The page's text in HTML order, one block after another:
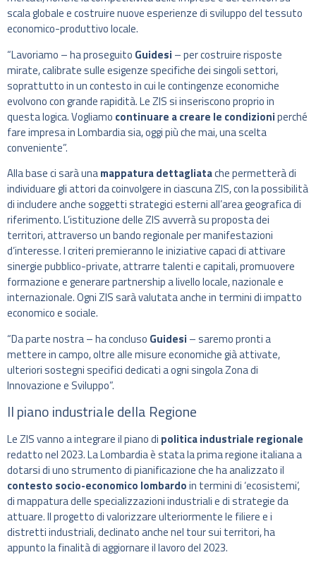
scala globale e costruire nuove esperienze di sviluppo del tessuto
economico-produttivo locale.
“Lavoriamo – ha proseguito Guidesi – per costruire risposte
mirate, calibrate sulle esigenze specifiche dei singoli settori,
soprattutto in un contesto in cui le contingenze economiche
evolvono con grande rapidità. Le ZIS si inseriscono proprio in
questa logica. Vogliamo continuare a creare le condizioniperché
fare impresa in Lombardia sia, oggi più che mai, una scelta
conveniente”.
Alla base ci sarà unamappatura dettagliatache permetterà di
individuare gli attori da coinvolgere in ciascuna ZIS, con la possibilità
di includere anche soggetti strategici esterni all’area geografica di
riferimento. L’istituzione delle ZIS avverrà su proposta dei
territori, attraverso un bando regionale per manifestazioni
d’interesse. I criteri premieranno le iniziative capaci di attivare
sinergie pubblico-private, attrarre talenti e capitali, promuovere
formazione e generare partnership a livello locale, nazionale e
internazionale. Ogni ZIS sarà valutata anche in termini di impatto
economico e sociale.
“Da parte nostra – ha concluso Guidesi – saremo pronti a
mettere in campo, oltre alle misure economiche già attivate,
ulteriori sostegni specifici dedicati a ogni singola Zona di
Innovazione e Sviluppo”.
Il piano industriale della Regione
Le ZIS vanno a integrare il piano di politica industriale regionale
redatto nel 2023. La Lombardia è stata la prima regione italiana a
dotarsi di uno strumento di pianificazione che ha analizzato il
contesto socio-economico lombardoin termini di ‘ecosistemi’,
di mappatura delle specializzazioni industriali e di strategie da
attuare. Il progetto di valorizzare ulteriormente le filiere e i
distretti industriali, declinato anche nel tour sui territori, ha
appunto la finalità di aggiornare il lavoro del 2023.